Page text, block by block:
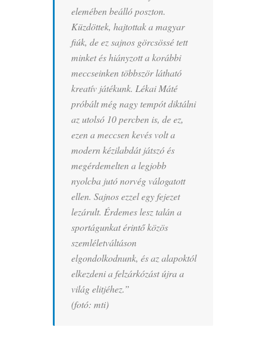
elemében beálló poszton.
Küzdöttek, hajtottak a magyar
fiúk, de ez sajnos görcsössé tett
minket és hiányzott a korábbi
meccseinken többször látható
kreatív játékunk. Lékai Máté
próbált még nagy tempót diktálni
az utolsó 10 percben is, de ez,
ezen a meccsen kevés volt a
modern kézilabdát játszó és
megérdemelten a legjobb
nyolcba jutó norvég válogatott
ellen. Sajnos ezzel egy fejezet
lezárult. Érdemes lesz talán a
sportágunkat érintő közös
szemléletváltáson
elgondolkodnunk, és az alapoktól
elkezdeni a felzárkózást újra a
világ elitjéhez.”
(fotó: mti)